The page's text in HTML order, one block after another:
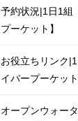
予約状況|1日1組
プーケット】
お役立ちリンク
イバープーケット
オープンウォー